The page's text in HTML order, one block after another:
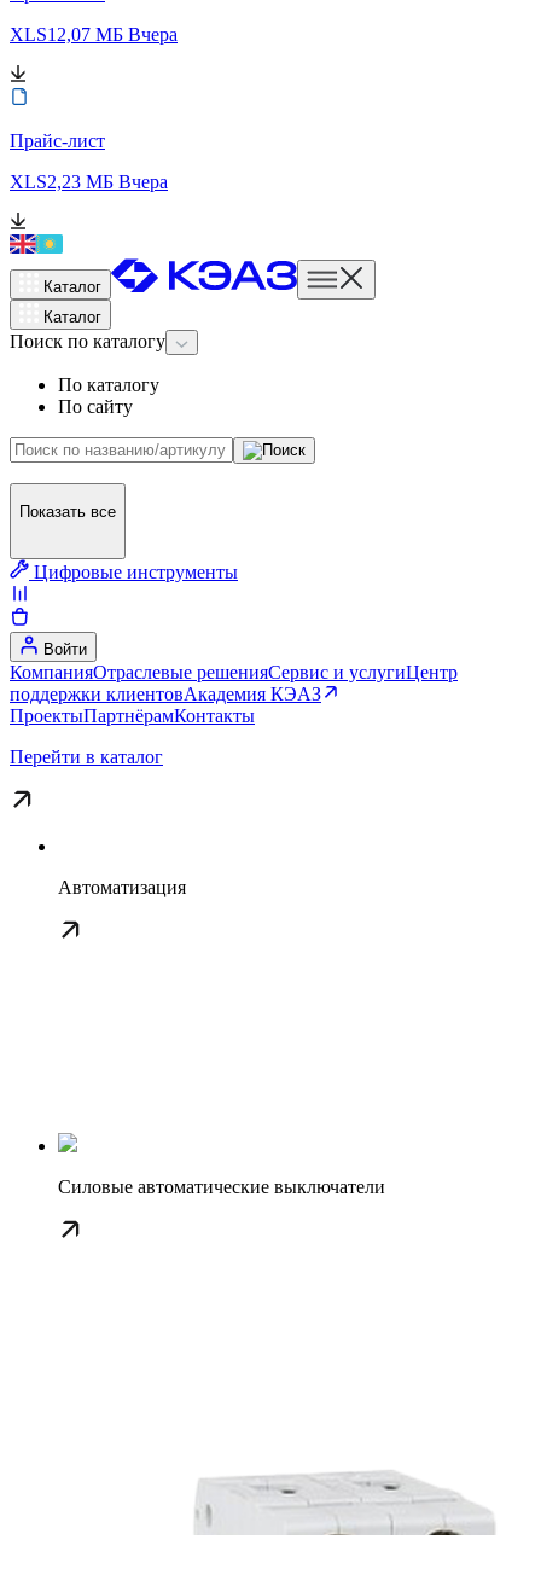
XLS12,07 МБ Вчера
Прайс-лист
XLS2,23 МБ Вчера
Каталог
Каталог
Поиск по каталогу
По каталогу
По сайту
Показать все
Цифровые инструменты
Войти
КомпанияОтраслевые решенияСервис и услугиЦентр
поддержки клиентовАкадемия КЭАЗ
ПроектыПартнёрамКонтакты
Перейти в каталог
Автоматизация
Силовые автоматические выключатели